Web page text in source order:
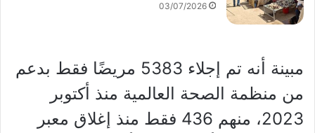
03/07/2026
مبينة أنه تم إجلاء 5383 مريضًا فقط بدعم
من منظمة الصحة العالمية منذ أكتوبر
2023، منهم 436 فقط منذ إغلاق معبر